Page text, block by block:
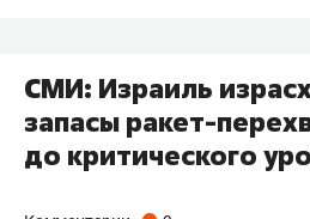
СМИ: Израиль
запасы ракет-
до критического